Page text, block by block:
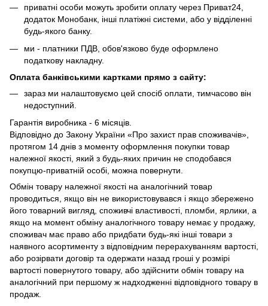
приватні особи можуть зробити оплату через Приват24,
додаток Монобанк, інші платіжні системи, або у відділенні
будь-якого банку.
ми - платники ПДВ, обов'язково буде оформлено
податкову накладну.
Оплата банківськими картками прямо з сайту:
зараз ми налаштовуємо цей спосіб оплати, тимчасово він
недоступний.
Гарантія виробника - 6 місяців.
Відповідно до Закону України «Про захист прав споживачів»,
протягом 14 днів з моменту оформлення покупки товар
належної якості, який з будь-яких причин не сподобався
покупцю-приватній особі, можна повернути.
Обмін товару належної якості на аналогічний товар
проводиться, якщо він не використовувався і якщо збережено
його товарний вигляд, споживчі властивості, пломби, ярлики, а
якщо на момент обміну аналогічного товару немає у продажу,
споживач має право або придбати будь-які інші товари з
наявного асортименту з відповідним перерахуванням вартості,
або розірвати договір та одержати назад гроші у розмірі
вартості повернутого товару, або здійснити обмін товару на
аналогічний при першому ж надходженні відповідного товару в
продаж.